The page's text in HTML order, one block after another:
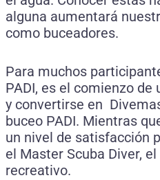
alguna aumentará
como buceadores.
Para muchos
PADI, es el comienzo
y convertirse en
buceo PADI. Mientras
un nivel de satisfacción
el Master Scuba Diver,
recreativo.